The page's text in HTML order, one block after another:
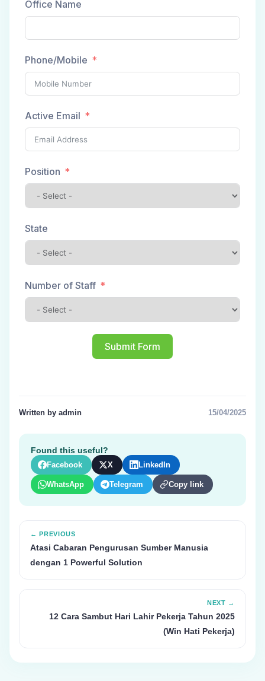
Office Name
Phone/Mobile
Active Email
Position
State
Number of Staff
Submit Form
Written by admin 15/04/2025
Found this useful?
Facebook X LinkedIn
WhatsApp Telegram Copy link
← PREVIOUS
Atasi Cabaran Pengurusan Sumber Manusia
dengan 1 Powerful Solution
NEXT →
12 Cara Sambut Hari Lahir Pekerja Tahun 2025
(Win Hati Pekerja)